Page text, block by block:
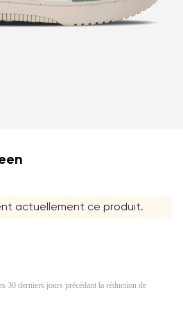
actuellement ce produit.
30 derniers jours précédant la réduction de